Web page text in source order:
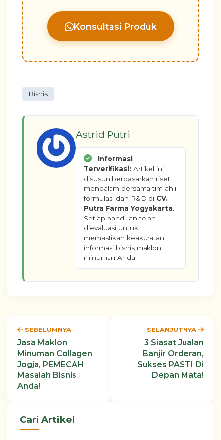
Konsultasi Produk
Bisnis
Astrid Putri
Informasi
Terverifikasi: Artikel ini
disusun berdasarkan riset
mendalam bersama tim ahli
formulasi dan R&D di CV.
Putra Farma Yogyakarta.
Setiap panduan telah
dievaluasi untuk
memastikan keakuratan
informasi bisnis maklon
minuman Anda.
SEBELUMNYA
Jasa Maklon
Minuman Collagen
Jogja, PEMECAH
Masalah Bisnis
Anda!
SELANJUTNYA
3 Siasat Jualan
Banjir Orderan,
Sukses PASTI Di
Depan Mata!
Cari Artikel